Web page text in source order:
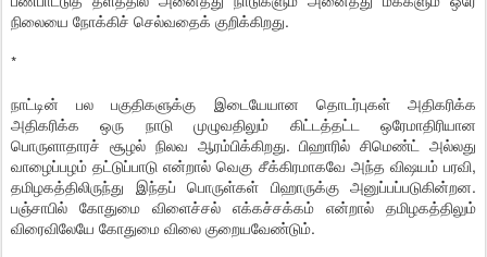
நிலையை நோக்கிச் செல்வதைக் குறிக்கிறது.
*
நாட்டின் பல பகுதிகளுக்கு இடையேயான தொடர்புகள் அதிகரிக்க
அதிகரிக்க ஒரு நாடு முழுவதிலும் கிட்டத்தட்ட ஒரேமாதிரியான
பொருளாதாரச் சூழல் நிலவ ஆரம்பிக்கிறது. பிஹாரில் சிமெண்ட் அல்லது
வாழைப்பழம் தட்டுப்பாடு என்றால் வெகு சீக்கிரமாகவே அந்த விஷயம் பரவி,
தமிழகத்திலிருந்து இந்தப் பொருள்கள் பிஹாருக்கு அனுப்பப்படுகின்றன.
பஞ்சாபில் கோதுமை விளைச்சல் எக்கச்சக்கம் என்றால் தமிழகத்திலும்
விரைவிலேயே கோதுமை விலை குறையவேண்டும்.